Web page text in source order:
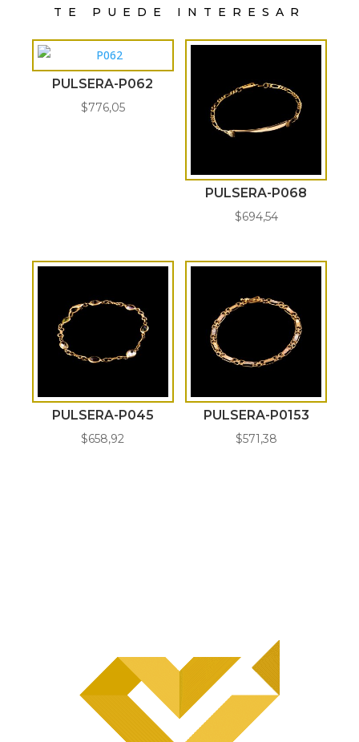
TE PUEDE INTERESAR
PULSERA-P062
$776,05
PULSERA-P068
$694,54
PULSERA-P045
$658,92
PULSERA-P0153
$571,38